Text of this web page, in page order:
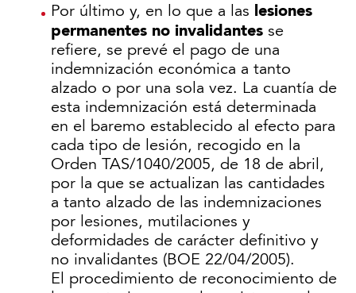
Por último y, en lo que a las lesiones
permanentes no invalidantes se
refiere, se prevé el pago de una
indemnización económica a tanto
alzado o por una sola vez. La cuantía de
esta indemnización está determinada
en el baremo establecido al efecto para
cada tipo de lesión, recogido en la
Orden TAS/1040/2005, de 18 de abril,
por la que se actualizan las cantidades
a tanto alzado de las indemnizaciones
por lesiones, mutilaciones y
deformidades de carácter definitivo y
no invalidantes (BOE 22/04/2005).
El procedimiento de reconocimiento de